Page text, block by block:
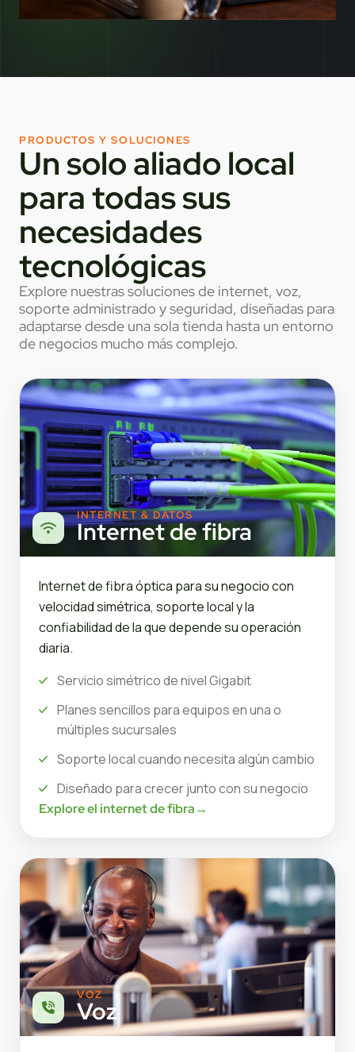
PRODUCTOS Y SOLUCIONES
Un solo aliado local
para todas sus
necesidades
tecnológicas
Explore nuestras soluciones de internet, voz,
soporte administrado y seguridad, diseñadas para
adaptarse desde una sola tienda hasta un entorno
de negocios mucho más complejo.
INTERNET & DATOS
Internet de fibra
Internet de fibra óptica para su negocio con
velocidad simétrica, soporte local y la
confiabilidad de la que depende su operación
diaria.
Servicio simétrico de nivel Gigabit
Planes sencillos para equipos en una o
múltiples sucursales
Soporte local cuando necesita algún cambio
Diseñado para crecer junto con su negocio
Explore el internet de fibra→
VOZ
Voz